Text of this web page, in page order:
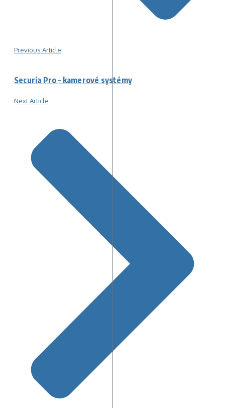
Previous Article
Securia Pro – kamerové systémy
Next Article